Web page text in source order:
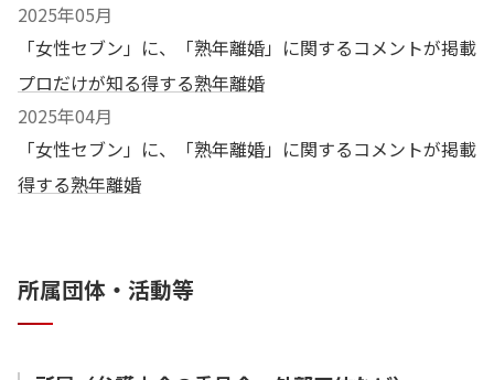
労働事件全般
未払賃金（残業代）請求事件
不当解雇・退職勧奨事件
退職代行
セクハラ，パワハラなどのハラスメントに関する慰謝料請
企業法務
2025年05月
「女性セブン」に、「熟年離婚」に関するコメントが掲載
プロだけが知る得する熟年離婚
2025年04月
「女性セブン」に、「熟年離婚」に関するコメントが掲載
得する熟年離婚
所属団体・活動等